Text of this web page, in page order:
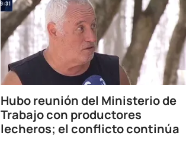
Hubo reunión del Ministerio de
Trabajo con productores
lecheros; el conflicto continúa